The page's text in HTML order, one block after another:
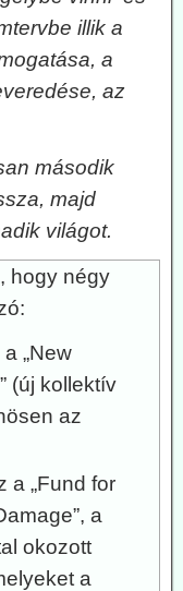
illik a
a
az
második
majd
világot.
hogy négy
„New
(új kollektív
az
a „Fund for
a
okozott
a